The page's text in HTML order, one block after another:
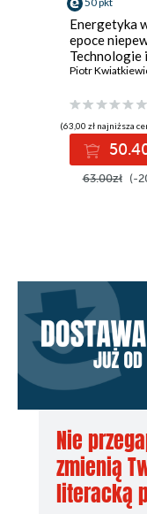
Energetyka
epoce
Technologie i
Piotr
(63,00 zł najniższa
63.00zł (-
Nie
zmienią
literacką